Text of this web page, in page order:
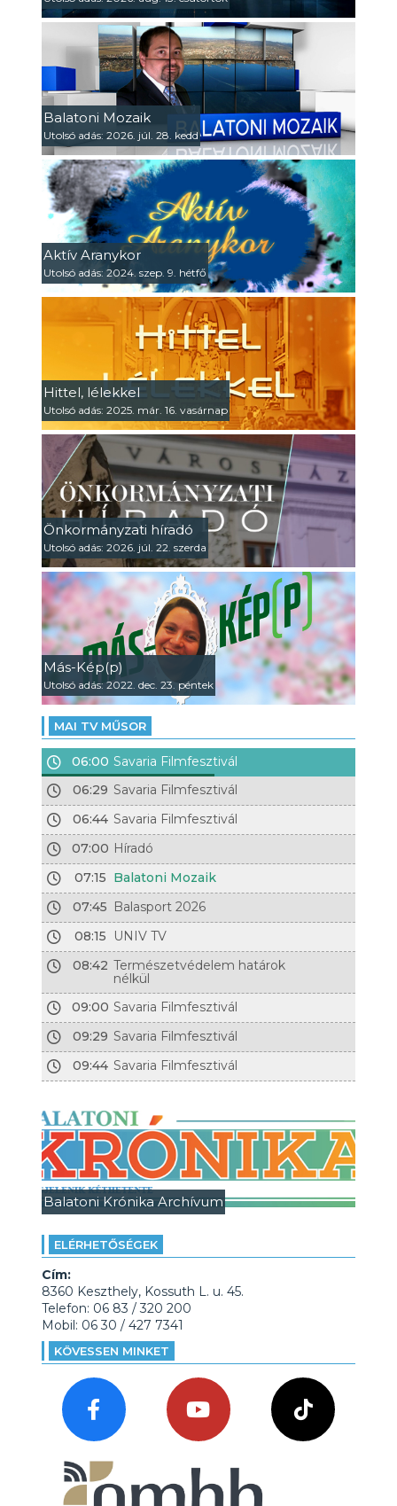
Balatoni Mozaik
Utolsó adás: 2026. júl. 28. kedd
Aktív Aranykor
Utolsó adás: 2024. szep. 9. hétfő
Hittel, lélekkel
Utolsó adás: 2025. már. 16. vasárnap
Önkormányzati híradó
Utolsó adás: 2026. júl. 22. szerda
Más-Kép(p)
Utolsó adás: 2022. dec. 23. péntek
MAI TV MŰSOR
06:00 Savaria Filmfesztivál
06:29 Savaria Filmfesztivál
06:44 Savaria Filmfesztivál
07:00 Híradó
07:15 Balatoni Mozaik
07:45 Balasport 2026
08:15
UNIV TV
08:42 Természetvédelem határok
nélkül
09:00 Savaria Filmfesztivál
09:29 Savaria Filmfesztivál
09:44 Savaria Filmfesztivál
Balatoni Krónika Archívum
ELÉRHETŐSÉGEK
Cím:
8360 Keszthely, Kossuth L. u. 45.
Telefon: 06 83 / 320 200
Mobil: 06 30 / 427 7341
KÖVESSEN MINKET